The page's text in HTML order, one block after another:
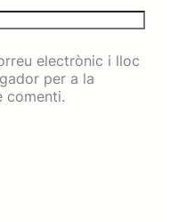
electrònic i lloc
per a la
comenti.